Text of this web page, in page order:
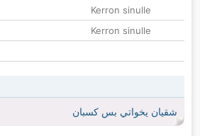
Kerron sinulle
Kerron sinulle
شقيان يخواتي بس كسبان